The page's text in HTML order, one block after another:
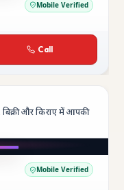
Mobile Verified
Call
बिक्री और किराए में आपकी
Mobile Verified